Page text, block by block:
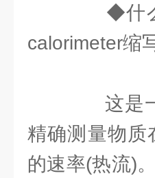
◆什么
calorimeter缩
这是一
精确测量物质
的速率(热流)